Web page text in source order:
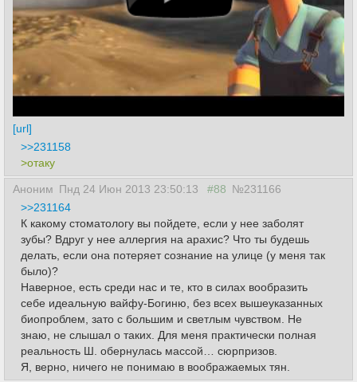
[url]
>>231158
>отаку
Аноним Пнд 24 Июн 2013 23:50:13 #88 №231166
>>231164
К какому стоматологу вы пойдете, если у нее заболят
зубы? Вдруг у нее аллергия на арахис? Что ты будешь
делать, если она потеряет сознание на улице (у меня так
было)?
Наверное, есть среди нас и те, кто в силах вообразить
себе идеальную вайфу-Богиню, без всех вышеуказанных
биопроблем, зато с большим и светлым чувством. Не
знаю, не слышал о таких. Для меня практически полная
реальность Ш. обернулась массой… сюрпризов.
Я, верно, ничего не понимаю в воображаемых тян.